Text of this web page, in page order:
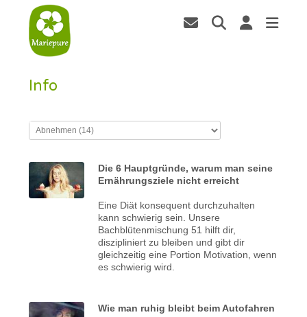
Info
Die 6 Hauptgründe, warum man seine
Ernährungsziele nicht erreicht
Eine Diät konsequent durchzuhalten
kann schwierig sein. Unsere
Bachblütenmischung 51 hilft dir,
diszipliniert zu bleiben und gibt dir
gleichzeitig eine Portion Motivation, wenn
es schwierig wird.
Wie man ruhig bleibt beim Autofahren